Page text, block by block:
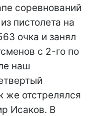
соревнований
пистолета на
очка и занял
с 2-го по
наш
же отстрелялся
Исаков. В